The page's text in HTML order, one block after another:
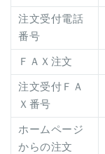
注文受付電話
番号
ＦＡＸ注文
注文受付ＦＡ
Ｘ番号
ホームページ
からの注文